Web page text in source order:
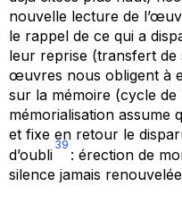
nouvelle lecture de
le rappel de ce qui a
leur reprise (transfert
œuvres nous obligent à
sur la mémoire (cycle
mémorialisation assume
et fixe en retour le
d’oubli
39
: érection de
silence jamais